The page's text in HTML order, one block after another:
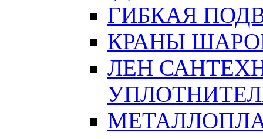
ГИБКАЯ
КРАНЫ
ЛЕН